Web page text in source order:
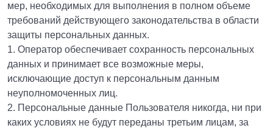
мер, необходимых для выполнения в полном объеме
требований действующего законодательства в области
защиты персональных данных.
1. Оператор обеспечивает сохранность персональных
данных и принимает все возможные меры,
исключающие доступ к персональным данным
неуполномоченных лиц.
2. Персональные данные Пользователя никогда, ни при
каких условиях не будут переданы третьим лицам, за